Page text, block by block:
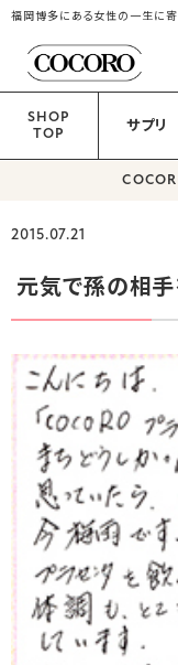
福岡博多にある女性の一生に
SHOP
TOP
サプリ
2015.07.21
元気で孫の相手